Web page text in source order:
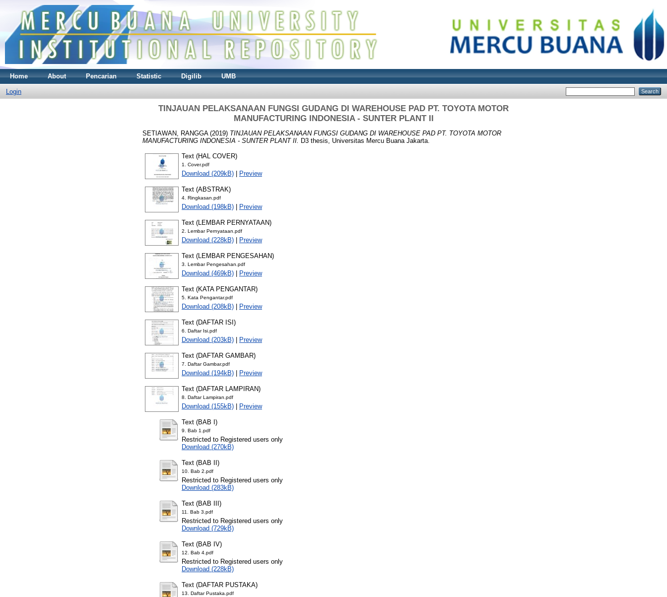
Home About Pencarian Statistic Digilib UMB
Login
TINJAUAN PELAKSANAAN FUNGSI GUDANG DI WAREHOUSE PAD PT. TOYOTA MOTOR
MANUFACTURING INDONESIA - SUNTER PLANT II
SETIAWAN, RANGGA(2019) TINJAUAN PELAKSANAAN FUNGSI GUDANG DI WAREHOUSE PAD PT. TOYOTA MOTOR
MANUFACTURING INDONESIA - SUNTER PLANT II. D3 thesis, Universitas Mercu Buana Jakarta.
Text (HAL COVER)
1. Cover.pdf
Download (209kB) Preview
Text (ABSTRAK)
4. Ringkasan.pdf
Download (198kB) Preview
Text (LEMBAR PERNYATAAN)
2. Lembar Pernyataan.pdf
Download (228kB) Preview
Text (LEMBAR PENGESAHAN)
3. Lembar Pengesahan.pdf
Download (469kB) Preview
Text (KATA PENGANTAR)
5. Kata Pengantar.pdf
Download (208kB) Preview
Text (DAFTAR ISI)
6. Daftar Isi.pdf
Download (203kB) Preview
Text (DAFTAR GAMBAR)
7. Daftar Gambar.pdf
Download (194kB) Preview
Text (DAFTAR LAMPIRAN)
8. Daftar Lampiran.pdf
Download (155kB) Preview
Text (BAB I)
9. Bab 1.pdf
Restricted to Registered users only
Download (270kB)
Text (BAB II)
10. Bab 2.pdf
Restricted to Registered users only
Download (283kB)
Text (BAB III)
11. Bab 3.pdf
Restricted to Registered users only
Download (729kB)
Text (BAB IV)
12. Bab 4.pdf
Restricted to Registered users only
Download (228kB)
Text (DAFTAR PUSTAKA)
13. Daftar Pustaka.pdf